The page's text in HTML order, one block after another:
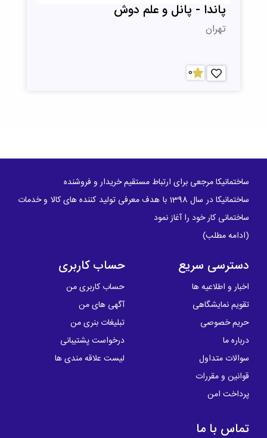
پاندا - پانل و علم دوش
تهران
0
ساختمانیکا مرجعی برای ارتباط مستقیم خریدار و فروشنده
ساختمانیکا در سال 1398 با هدف معرفی تولید کننده های کالا و خدمات
ساختمانی کار خود را آغاز نمود
(ادامه مطلب)
دسترسی سریع
اخبار و اطلاعیه ها
تقویم نمایشگاهی
حریم خصوصی
درباره ما
سوالات متداول
قوانین و مقررات
پرداخت امن
حساب کاربری
حساب کاربری من
آگهی های من
تبلیغات بنری من
درخواست پشتیبانی
لیست علاقه مندی ها
تماس با ما